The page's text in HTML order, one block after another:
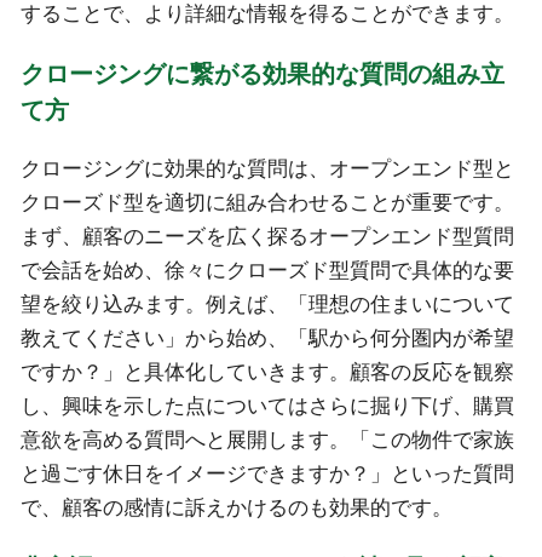
することで、より詳細な情報を得ることができます。
クロージングに繋がる効果的な質問の組み立
て方
クロージングに効果的な質問は、オープンエンド型と
クローズド型を適切に組み合わせることが重要です。
まず、顧客のニーズを広く探るオープンエンド型質問
で会話を始め、徐々にクローズド型質問で具体的な要
望を絞り込みます。例えば、「理想の住まいについて
教えてください」から始め、「駅から何分圏内が希望
ですか？」と具体化していきます。顧客の反応を観察
し、興味を示した点についてはさらに掘り下げ、購買
意欲を高める質問へと展開します。「この物件で家族
と過ごす休日をイメージできますか？」といった質問
で、顧客の感情に訴えかけるのも効果的です。